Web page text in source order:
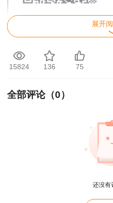
一造补考考后交流群
展开
15824 136 75
全部评论（0）
还没有